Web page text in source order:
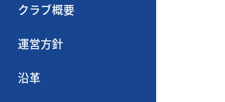
クラブ概要
運営方針
沿革